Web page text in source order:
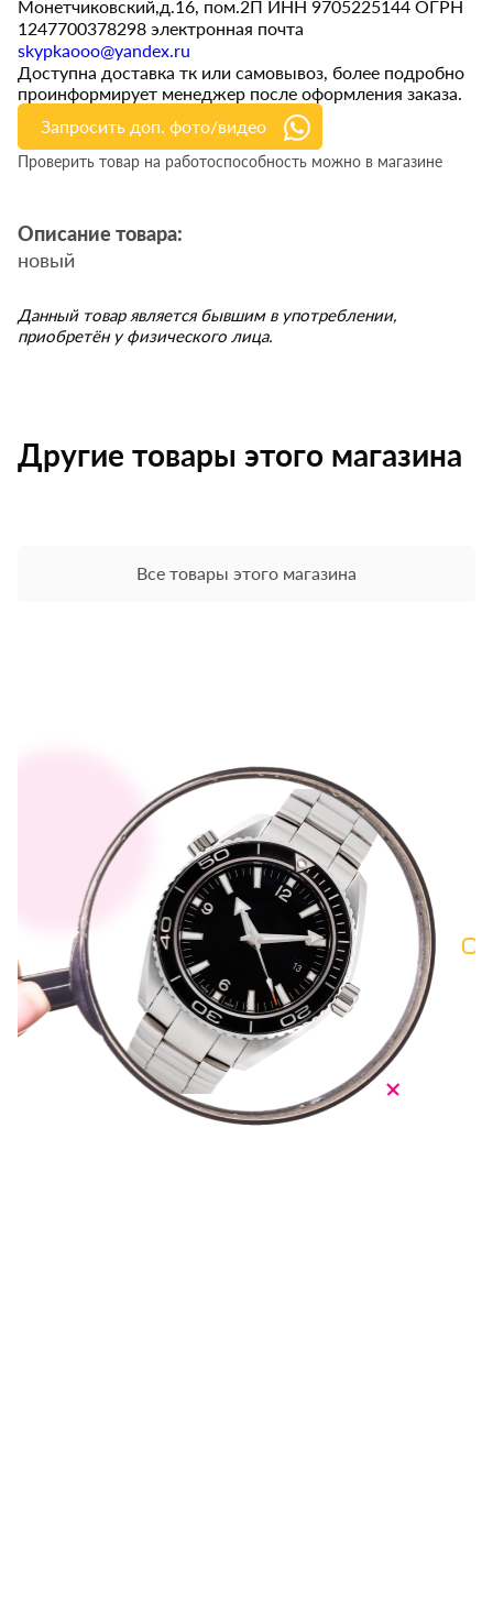
Монетчиковский,д.16, пом.2П ИНН 9705225144 ОГРН
1247700378298 электронная почта
skypkaooo@yandex.ru
Доступна доставка тк или самовывоз, более подробно
проинформирует менеджер после оформления заказа.
Запросить доп. фото/видео
Проверить товар на работоспособность можно в магазине
Описание товара:
новый
Данный товар является бывшим в употреблении,
приобретён у физического лица.
Другие товары этого магазина
Все товары этого магазина